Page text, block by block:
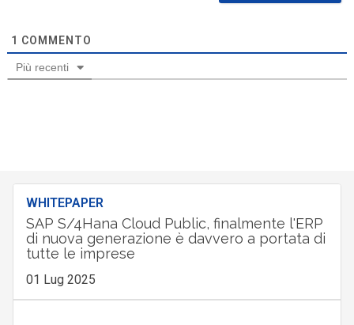
1 COMMENTO
Più recenti
WHITEPAPER
SAP S/4Hana Cloud Public, finalmente l'ERP
di nuova generazione è davvero a portata di
tutte le imprese
01 Lug 2025